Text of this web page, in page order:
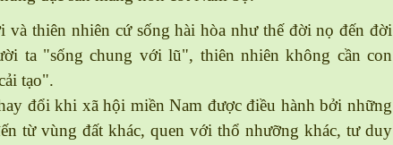
thiên nhiên cứ sống hài hòa như thế đời nọ đến đời
ta "sống chung với lũ", thiên nhiên không cần con
tạo".
đổi khi xã hội miềnNam được điều hành bởi những
từ vùng đất khác, quen với thổ nhưỡng khác, tư duy